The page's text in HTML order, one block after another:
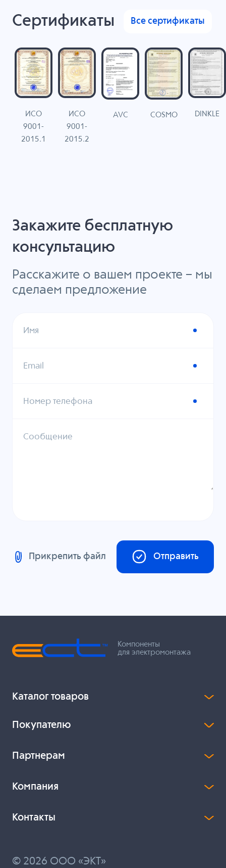
Сертификаты Все сертификаты
ИСО
9001-
2015.1
ИСО
9001-
2015.2
AVC COSMO DINKLE
Закажите бесплатную
консультацию
Расскажите о вашем проекте – мы
сделаем предложение
Имя
Email
Номер телефона
Сообщение
Прикрепить файл Отправить
Компоненты
для электромонтажа
Каталог товаров
Покупателю
Партнерам
Компания
Контакты
© 2026 ООО «ЭКТ»